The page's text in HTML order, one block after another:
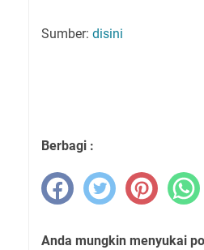
Sumber: disini
Berbagi :
Anda mungkin menyukai